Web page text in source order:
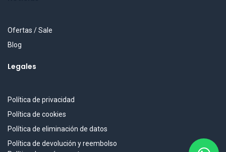
Ofertas / Sale
Blog
Legales
Política de privacidad
Política de cookies
Política de eliminación de datos
Política de devolución y reembolso